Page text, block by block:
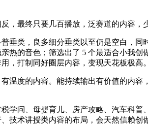
最终只要几百播放，泛赛道的内容，
类，良多细分垂类以至仍是空白，同
热的音色；筛选出了 5 个最适合小我
，打制同好圈层内容，变现天花板极高
度的内容。能持续输出有价值的内容
问、母婴育儿、房产攻略、汽车科普
技术讲授类内容的布局，会天然信赖